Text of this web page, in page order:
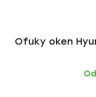
Ofuky oken